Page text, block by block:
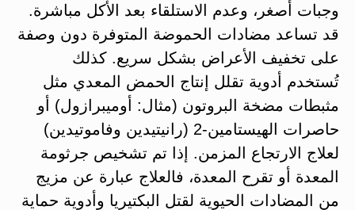
وجبات أصغر، وعدم الاستلقاء بعد الأكل مباشرة.
قد تساعد مضادات الحموضة المتوفرة دون وصفة
على تخفيف الأعراض بشكل سريع. كذلك
تُستخدم أدوية تقلل إنتاج الحمض المعدي مثل
مثبطات مضخة البروتون (مثال: أوميبرازول) أو
حاصرات الهيستامين-2 (رانيتيدين وفاموتيدين)
لعلاج الارتجاع المزمن. إذا تم تشخيص جرثومة
المعدة أو تقرح المعدة، فالعلاج عبارة عن مزيج
من المضادات الحيوية لقتل البكتيريا وأدوية حماية